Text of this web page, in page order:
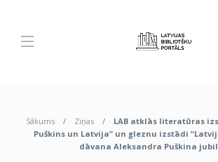
Sākums Ziņas
LAB atklās literatūras
Puškins un Latvija” un gleznu izstādi
dāvana Aleksandra Puškina